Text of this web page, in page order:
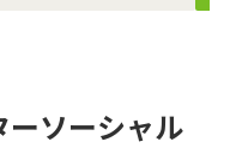
ーソーシャル